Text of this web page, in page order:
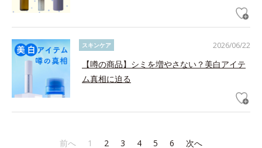
2026/06/22
スキンケア
【噂の商品】シミを増やさない？美白アイテ
ム真相に迫る
前へ 1 2 3 4 5 6 次へ